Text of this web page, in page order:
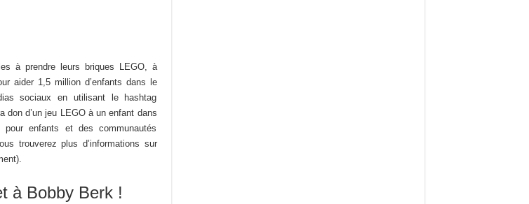
à prendre leurs briques LEGO, à
aider 1,5 million d’enfants dans le
sociaux en utilisant le hashtag
don d’un jeu LEGO à un enfant dans
enfants et des communautés
trouverez plus d’informations sur
à Bobby Berk !